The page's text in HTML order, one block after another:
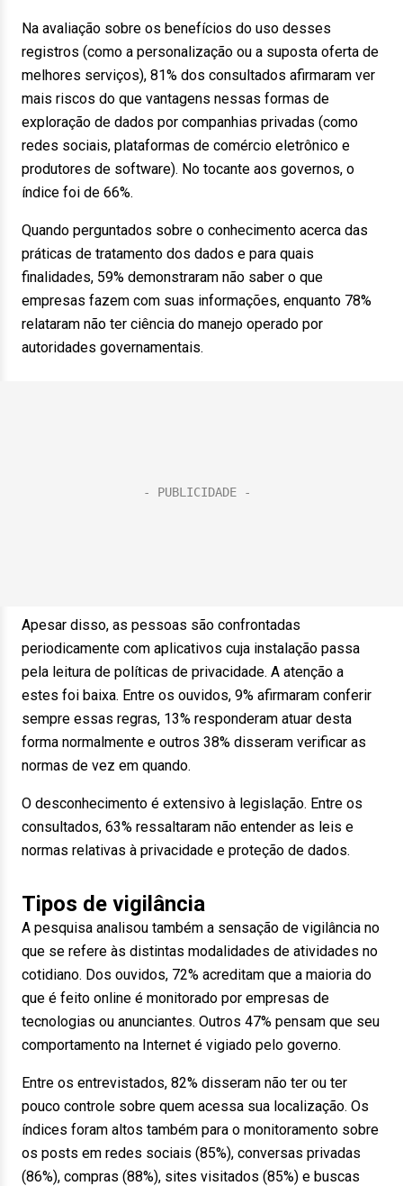
Na avaliação sobre os benefícios do uso desses
registros (como a personalização ou a suposta oferta de
melhores serviços), 81% dos consultados afirmaram ver
mais riscos do que vantagens nessas formas de
exploração de dados por companhias privadas (como
redes sociais, plataformas de comércio eletrônico e
produtores de software). No tocante aos governos, o
índice foi de 66%.
Quando perguntados sobre o conhecimento acerca das
práticas de tratamento dos dados e para quais
finalidades, 59% demonstraram não saber o que
empresas fazem com suas informações, enquanto 78%
relataram não ter ciência do manejo operado por
autoridades governamentais.
Apesar disso, as pessoas são confrontadas
periodicamente com aplicativos cuja instalação passa
pela leitura de políticas de privacidade. A atenção a
estes foi baixa. Entre os ouvidos, 9% afirmaram conferir
sempre essas regras, 13% responderam atuar desta
forma normalmente e outros 38% disseram verificar as
normas de vez em quando.
O desconhecimento é extensivo à legislação. Entre os
consultados, 63% ressaltaram não entender as leis e
normas relativas à privacidade e proteção de dados.
Tipos de vigilância
A pesquisa analisou também a sensação de vigilância no
que se refere às distintas modalidades de atividades no
cotidiano. Dos ouvidos, 72% acreditam que a maioria do
que é feito online é monitorado por empresas de
tecnologias ou anunciantes. Outros 47% pensam que seu
comportamento na Internet é vigiado pelo governo.
Entre os entrevistados, 82% disseram não ter ou ter
pouco controle sobre quem acessa sua localização. Os
índices foram altos também para o monitoramento sobre
os posts em redes sociais (85%), conversas privadas
(86%), compras (88%), sites visitados (85%) e buscas